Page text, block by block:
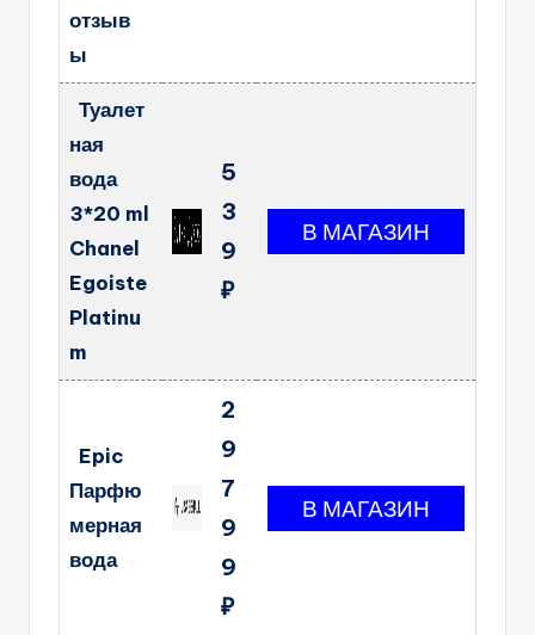
отзыв
ы
Туалет
ная
вода
3*20 ml
Chanel
Egoiste
Platinu
m
5
3
9
₽
Epic
Парфю
мерная
вода
2
9
7
9
9
₽